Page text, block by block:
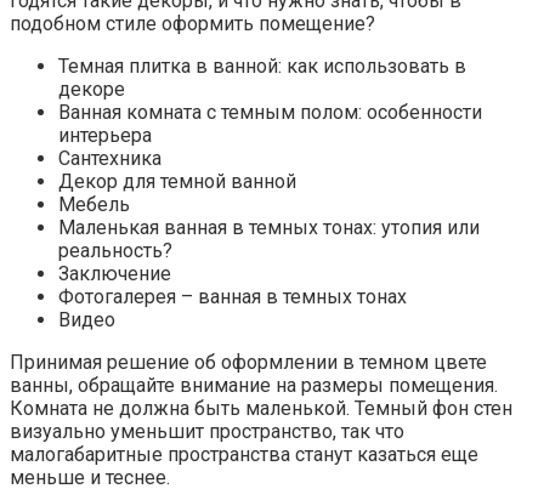
подобном стиле оформить помещение?
Темная плитка в ванной: как использовать в
декоре
Ванная комната с темным полом: особенности
интерьера
Сантехника
Декор для темной ванной
Мебель
Маленькая ванная в темных тонах: утопия или
реальность?
Заключение
Фотогалерея – ванная в темных тонах
Видео
Принимая решение об оформлении в темном цвете
ванны, обращайте внимание на размеры помещения.
Комната не должна быть маленькой. Темный фон стен
визуально уменьшит пространство, так что
малогабаритные пространства станут казаться еще
меньше и теснее.